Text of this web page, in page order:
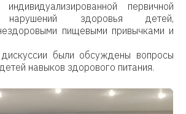
первичной
нарушений здоровья детей,
пищевыми привычками и
были обсуждены вопросы
навыков здорового питания.